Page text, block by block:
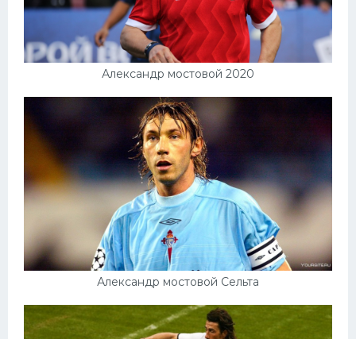
Александр мостовой 2020
Александр мостовой Сельта
Еще картинки...
Футбол
Хоккей
Велогонки
Конькобежный спорт
Тренажеры
Интерьер квартиры